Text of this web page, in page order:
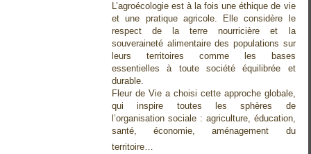
L’agroécologie est à la fois une éthique de vie
et une pratique agricole. Elle considère le
respect de la terre nourricière et la
souveraineté alimentaire des populations sur
leurs territoires comme les bases
essentielles à toute société équilibrée et
durable.
Fleur de Vie a choisi cette approche globale,
qui inspire toutes les sphères de
l’organisation sociale : agriculture, éducation,
santé, économie, aménagement du
territoire…